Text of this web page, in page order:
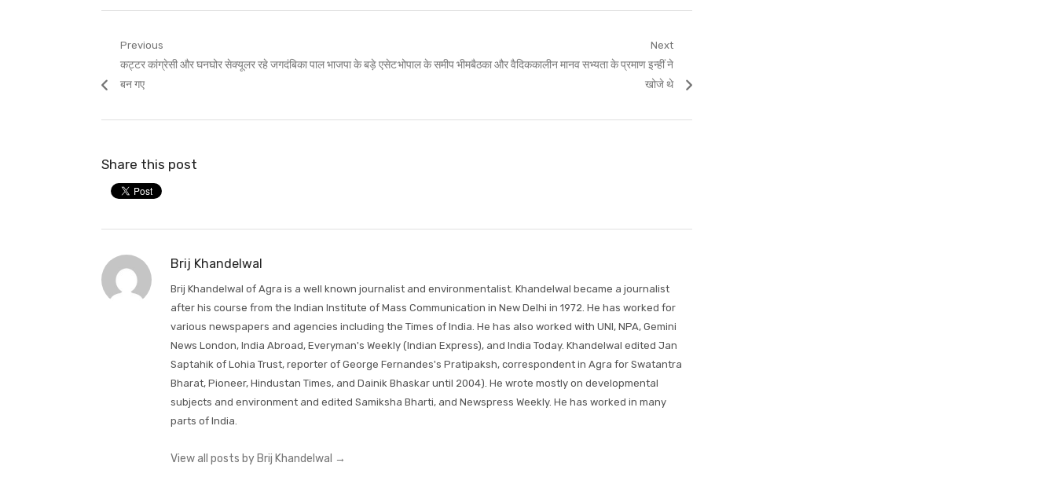
Post
navigation
Previous
Previous
post:
कट्टर कांग्रेसी और घनघोर सेक्यूलर रहे जगदंबिका पाल भाजपा के बड़े एसेट
बन गए
Next
Next
भोपाल के समीप भीमबैठका और वैदिककालीन मानव सभ्यता के प्रमाण इन्हीं ने
खोजे थे
Share this post
Brij Khandelwal
Brij Khandelwal of Agra is a well known journalist and environmentalist. Khandelwal became a journalist
after his course from the Indian Institute of Mass Communication in New Delhi in 1972. He has worked for
various newspapers and agencies including the Times of India. He has also worked with UNI, NPA, Gemini
News London, India Abroad, Everyman's Weekly (Indian Express), and India Today. Khandelwal edited Jan
Saptahik of Lohia Trust, reporter of George Fernandes's Pratipaksh, correspondent in Agra for Swatantra
Bharat, Pioneer, Hindustan Times, and Dainik Bhaskar until 2004). He wrote mostly on developmental
subjects and environment and edited Samiksha Bharti, and Newspress Weekly. He has worked in many
parts of India.
View all posts by Brij Khandelwal →